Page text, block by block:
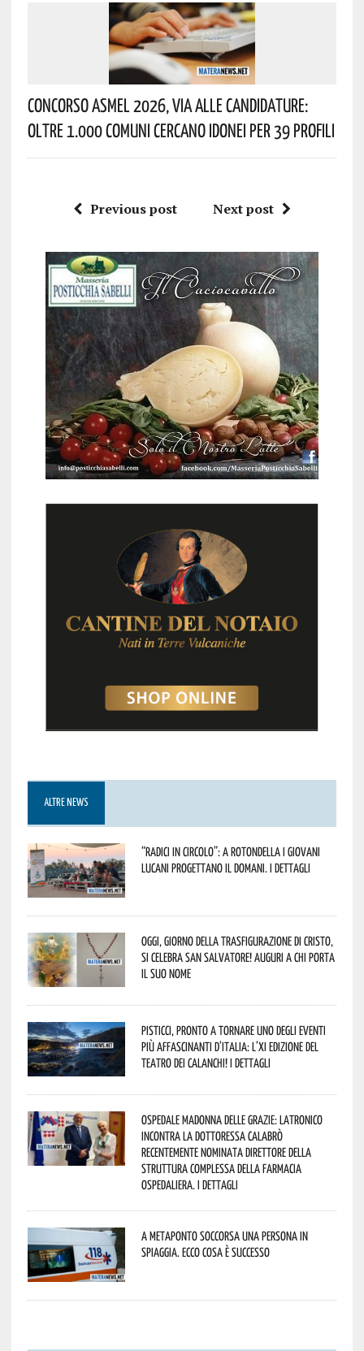
Concorso Asmel 2026, Via Alle Candidature:
Oltre 1.000 Comuni Cercano Idonei Per 39 Profili
Previous post Next post
ALTRE NEWS
“Radici in Circolo”: a Rotondella i giovani
lucani progettano il domani. I dettagli
Oggi, giorno della Trasfigurazione di Cristo,
si celebra San Salvatore! Auguri a chi porta
il suo nome
Pisticci, pronto a tornare uno degli eventi
più affascinanti d’Italia: l’XI edizione del
Teatro dei Calanchi! I dettagli
Ospedale Madonna delle Grazie: Latronico
incontra la dottoressa Calabrò
recentemente nominata Direttore della
Struttura Complessa della Farmacia
Ospedaliera. I dettagli
A Metaponto soccorsa una persona in
spiaggia. Ecco cosa è successo